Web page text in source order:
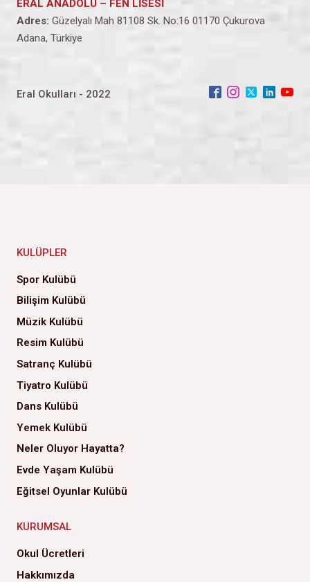
ERAL ANADOLU – FEN LİSESİ
Adres: Güzelyalı Mah 81108 Sk. No:16 01170 Çukurova
Adana, Türkiye
Eral Okulları - 2022
KULÜPLER
Spor Kulübü
Bilişim Kulübü
Müzik Kulübü
Resim Kulübü
Satranç Kulübü
Tiyatro Kulübü
Dans Kulübü
Yemek Kulübü
Neler Oluyor Hayatta?
Evde Yaşam Kulübü
Eğitsel Oyunlar Kulübü
KURUMSAL
Okul Ücretleri
Hakkımızda